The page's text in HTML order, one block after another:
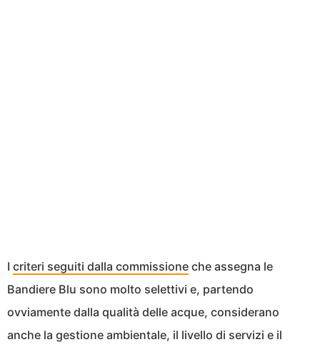
I criteri seguiti dalla commissione che assegna le
Bandiere Blu sono molto selettivi e, partendo
ovviamente dalla qualità delle acque, considerano
anche la gestione ambientale, il livello di servizi e il